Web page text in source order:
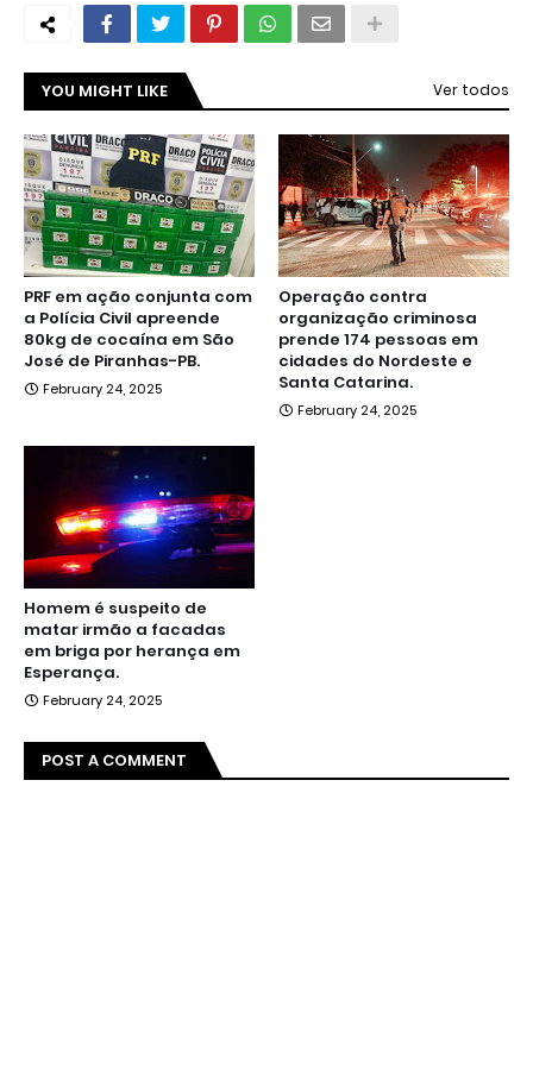
YOU MIGHT LIKE Ver todos
PRF em ação conjunta com
a Polícia Civil apreende
80kg de cocaína em São
José de Piranhas-PB.
February 24, 2025
Operação contra
organização criminosa
prende 174 pessoas em
cidades do Nordeste e
Santa Catarina.
February 24, 2025
Homem é suspeito de
matar irmão a facadas
em briga por herança em
Esperança.
February 24, 2025
POST A COMMENT